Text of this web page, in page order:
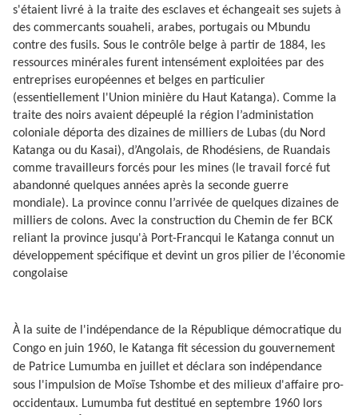
s'étaient livré à la traite des esclaves et échangeait ses sujets à
des commercants souaheli, arabes, portugais ou Mbundu
contre des fusils. Sous le contrôle belge à partir de 1884, les
ressources minérales furent intensément exploitées par des
entreprises européennes et belges en particulier
(essentiellement l'Union minière du Haut Katanga). Comme la
traite des noirs avaient dépeuplé la région l’administation
coloniale déporta des dizaines de milliers de Lubas (du Nord
Katanga ou du Kasai), d’Angolais, de Rhodésiens, de Ruandais
comme travailleurs forcés pour les mines (le travail forcé fut
abandonné quelques années après la seconde guerre
mondiale). La province connu l’arrivée de quelques dizaines de
milliers de colons. Avec la construction du Chemin de fer BCK
reliant la province jusqu'à Port-Francqui le Katanga connut un
développement spécifique et devint un gros pilier de l’économie
congolaise
À la suite de l'indépendance de la République démocratique du
Congo en juin 1960, le Katanga fit sécession du gouvernement
de Patrice Lumumba en juillet et déclara son indépendance
sous l'impulsion de Moïse Tshombe et des milieux d'affaire pro-
occidentaux. Lumumba fut destitué en septembre 1960 lors